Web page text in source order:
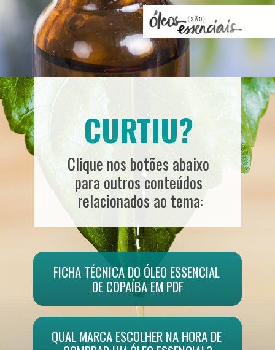
FICHA TÉCNICA DO ÓLEO ESSENCIAL
DE COPAÍBA EM PDF
QUAL MARCA ESCOLHER NA HORA DE
Clique nos botões abaixo
para outros conteúdos
relacionados ao tema:
CURTIU?